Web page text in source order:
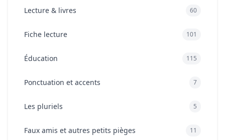
Lecture & livres 60
Fiche lecture 101
Éducation 115
Ponctuation et accents 7
Les pluriels 5
Faux amis et autres petits pièges 11